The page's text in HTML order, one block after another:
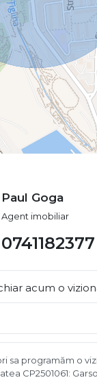
Paul Goga
Agent imobiliar
0741182377
acum o